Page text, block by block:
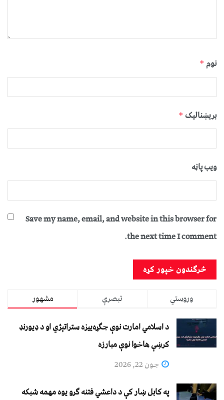
نوم *
بریښنالیک *
ویب پاڼه
Save my name, email, and website in this browser for
the next time I comment.
مشهور تبصرې
وروستي
د اسلامي امارت نوې جګړه‌ییزه ستراتېژي او د ډیورنډ
کرښې هاخوا نوې مبارزه
جون 22, 2026
په کابل ښار کې د داعشي فتنه ګرو يوه مهمه شبکه